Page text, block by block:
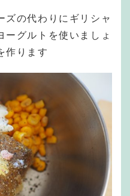
ズの代わりにギリシャ
ーグルトを使いましょ
作ります